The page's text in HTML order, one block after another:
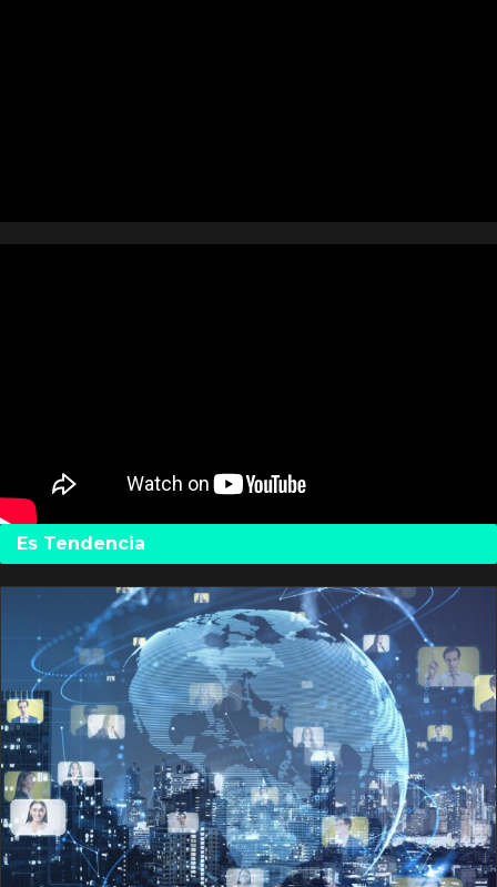
Es Tendencia